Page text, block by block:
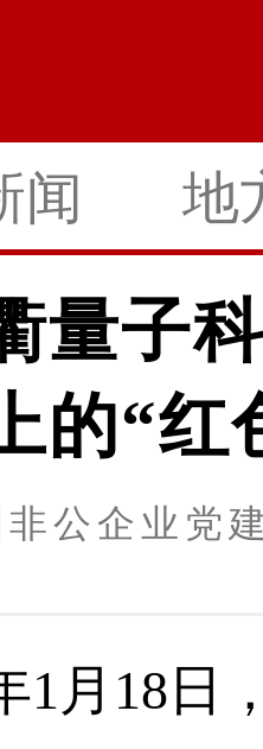
闻 地
量子
的“红
非公企业
18日